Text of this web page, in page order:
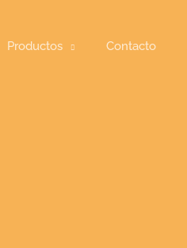
Productos Contacto